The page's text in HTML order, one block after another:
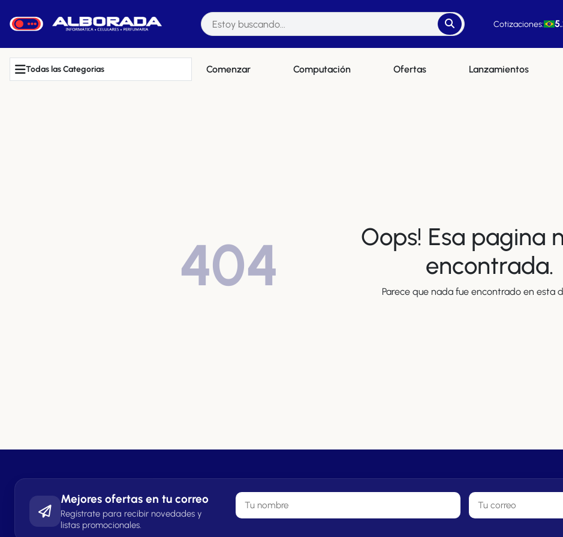
Cotizaciones:
Todas las Categorias Comenzar Computación Ofertas Lanzamientos
404
Oops! Esa pagina
encontrada.
Parece que nada fue encontrado en esta
Mejores ofertas en tu correo
Regístrate para recibir novedades y
listas promocionales.